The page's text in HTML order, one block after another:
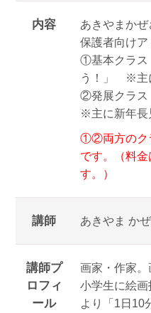
内容
あきやまか
保護者向けア
①基本クラス
う！」 ※主
②発展クラス
※主に新年長
①②両方のク
です。（料金
す。）
講師 あきやま か
講師プ
ロフィ
ール
画家・作家。
小学生に絵
より「1日10